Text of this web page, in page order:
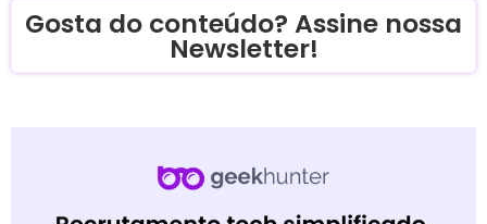
Gosta do conteúdo? Assine nossa
Newsletter!